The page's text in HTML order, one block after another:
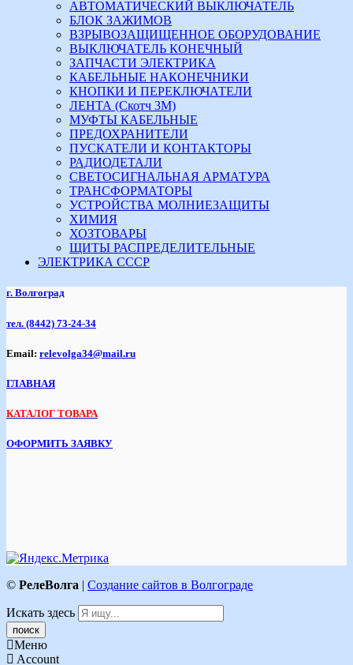
АВТОМАТИЧЕСКИЙ ВЫКЛЮЧАТЕЛЬ
БЛОК ЗАЖИМОВ
ВЗРЫВОЗАЩИЩЕННОЕ ОБОРУДОВАНИЕ
ВЫКЛЮЧАТЕЛЬ КОНЕЧНЫЙ
ЗАПЧАСТИ ЭЛЕКТРИКА
КАБЕЛЬНЫЕ НАКОНЕЧНИКИ
КНОПКИ И ПЕРЕКЛЮЧАТЕЛИ
ЛЕНТА (Скотч 3М)
МУФТЫ КАБЕЛЬНЫЕ
ПРЕДОХРАНИТЕЛИ
ПУСКАТЕЛИ И КОНТАКТОРЫ
РАДИОДЕТАЛИ
СВЕТОСИГНАЛЬНАЯ АРМАТУРА
ТРАНСФОРМАТОРЫ
УСТРОЙСТВА МОЛНИЕЗАЩИТЫ
ХИМИЯ
ХОЗТОВАРЫ
ЩИТЫ РАСПРЕДЕЛИТЕЛЬНЫЕ
ЭЛЕКТРИКА СССР
г. Волгоград
тел. (8442) 73-24-34
Email: relevolga34@mail.ru
ГЛАВНАЯ
КАТАЛОГ ТОВАРА
ОФОРМИТЬ ЗАЯВКУ
© РелеВолга Создание сайтов в Волгограде
Искать здесь
Меню
Account